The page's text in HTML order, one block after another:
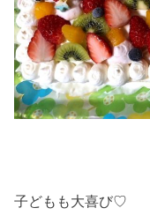
子どもも大喜び♡